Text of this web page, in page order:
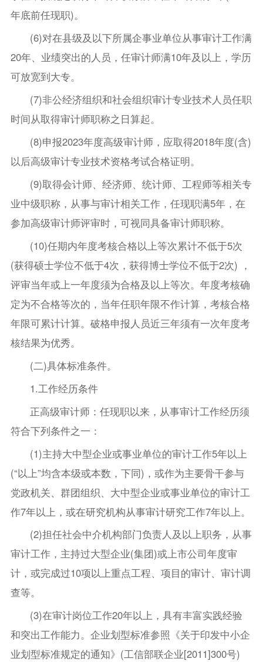
年底前任现职)。
(6)对在县级及以下所属企事业单位从事审计工作满
20年、业绩突出的人员，任审计师满10年及以上，学历
可放宽到大专。
(7)非公经济组织和社会组织审计专业技术人员任职
时间从取得审计师职称之日算起。
(8)申报2023年度高级审计师，应取得2018年度(含)
以后高级审计专业技术资格考试合格证明。
(9)取得会计师、经济师、统计师、工程师等相关专
业中级职称，从事与审计相关工作，任现职满5年，在
参加高级审计师评审时，可视同具备审计师职称。
(10)任期内年度考核合格以上等次累计不低于5次
(获得硕士学位不低于4次，获得博士学位不低于2次) ，
评审当年或上一年度须为合格及以上等次。年度考核确
定为不合格等次的，当年任职年限不作计算，考核合格
年限可累计计算。破格申报人员近三年须有一次年度考
核结果为优秀。
(二)具体标准条件。
1.工作经历条件
正高级审计师：任现职以来，从事审计工作经历须
符合下列条件之一：
(1)主持大中型企业或事业单位的审计工作5年以上
(“以上”均含本级或本数，下同)，或作为主要骨干参与
党政机关、群团组织、大中型企业或事业单位的审计工
作7年以上，或在研究机构从事审计研究工作7年以上。
(2)担任社会中介机构部门负责人及以上职务，从事
审计工作，主持过大型企业(集团)或上市公司年度审
计，或完成过10项以上重点工程、项目的审计、审计调
查等。
(3)在审计岗位工作20年以上，具有丰富实践经验
和突出工作能力。企业划型标准参照《关于印发中小企
业划型标准规定的通知》(工信部联企业[2011]300号)